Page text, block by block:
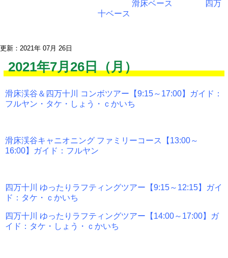
滑床ベース
四万
十ベース
更新：2021年 07月 26日
2021年7月26日（月）
滑床渓谷＆四万十川 コンボツアー【9:15～17:00】ガイド：
フルヤン・タケ・しょう・ｃかいち
滑床渓谷キャニオニング ファミリーコース【13:00～
16:00】ガイド：フルヤン
四万十川 ゆったりラフティングツアー【9:15～12:15】ガイ
ド：タケ・ｃかいち
四万十川 ゆったりラフティングツアー【14:00～17:00】ガ
イド：タケ・しょう・ｃかいち